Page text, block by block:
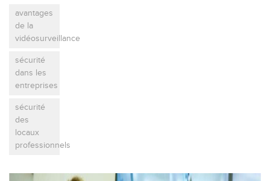
avantages
de la
vidéosurveillance
sécurité
dans les
entreprises
sécurité
des
locaux
professionnels